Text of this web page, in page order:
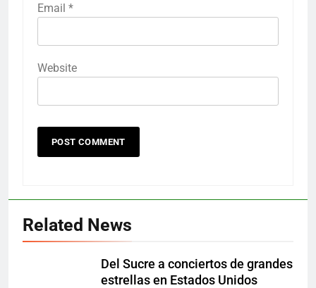
Email *
Website
Related News
Del Sucre a conciertos de grandes
estrellas en Estados Unidos